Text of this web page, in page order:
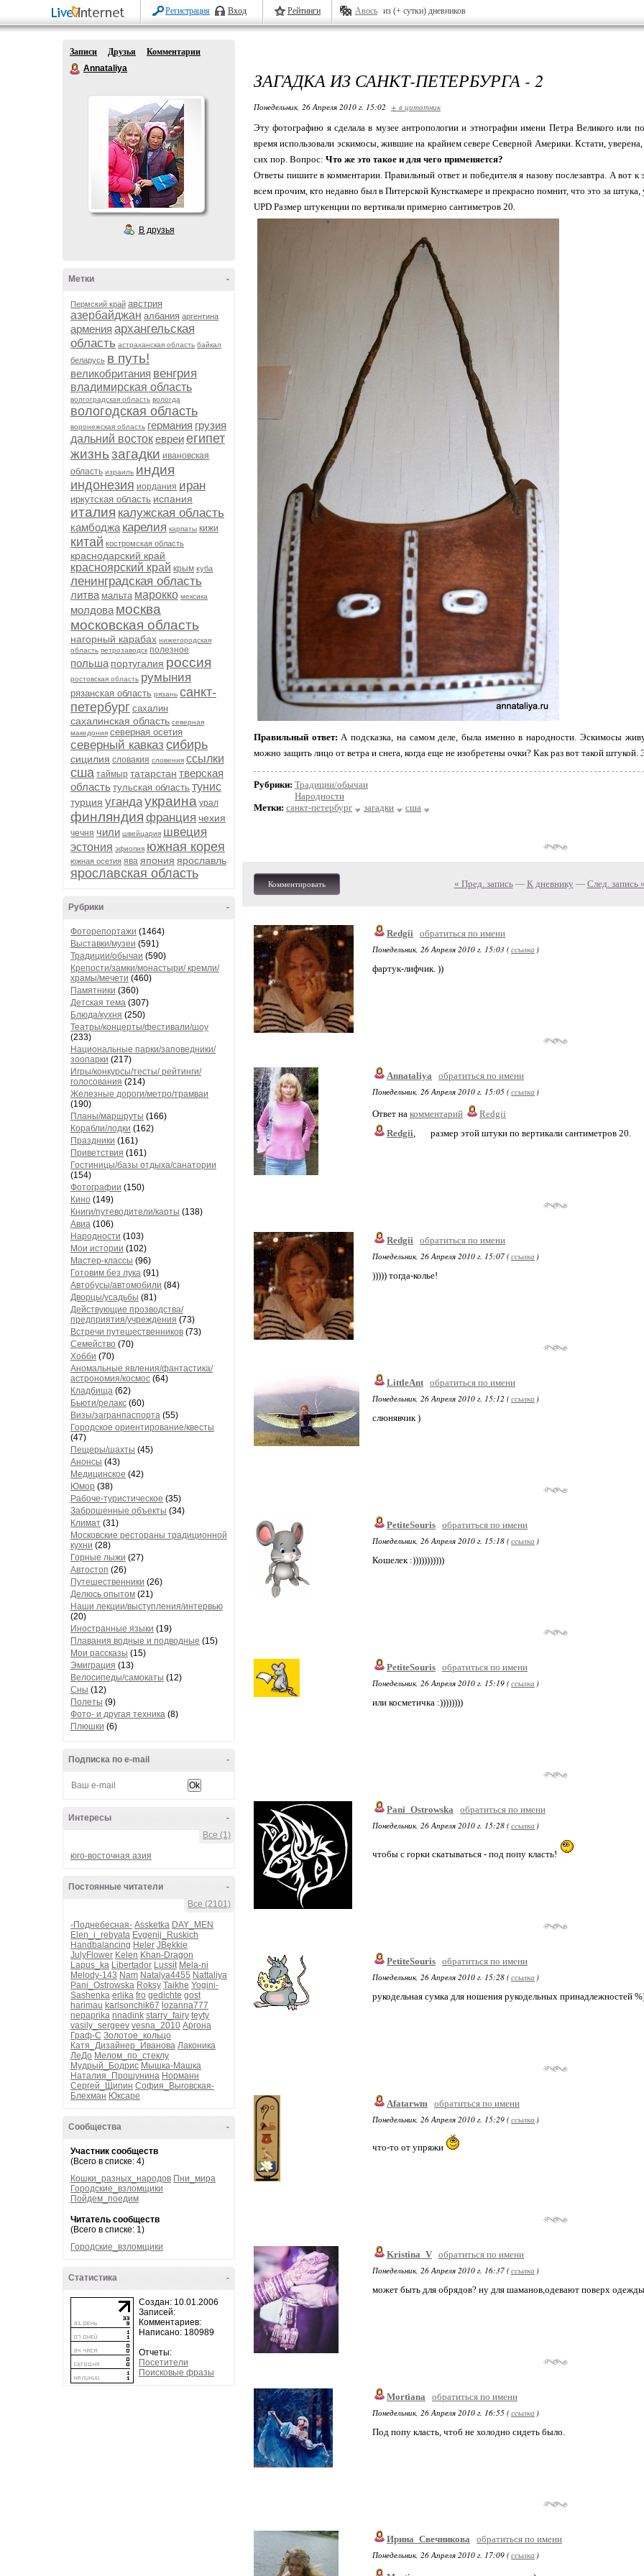
Регистрация Вход Рейтинги Авось из (+ сутки) дневников
Записи Друзья
Комментарии
Annataliya
В друзья
-
Метки
Пермский край австрия
азербайджан албания аргентина
армения архангельская
область астраханская область байкал
беларусь в путь!
великобритания венгрия
владимирская область
волгоградская область вологда
вологодская область
воронежская область германия грузия
дальний востокевреиегипет
жизньзагадки ивановская
область израиль индия
индонезия иордания иран
иркутская область испания
италия калужская область
камбоджа карелия карпаты кижи
китай костромская область
краснодарский край
красноярский край крым куба
ленинградская область
литва мальта марокко мексика
молдова москва
московская область
нагорный карабах нижегородская
область петрозаводск полезное
польша португалия россия
ростовская область румыния
рязанская область рязань санкт-
петербург сахалин
сахалинская область северная
македония северная осетия
северный кавказ сибирь
сицилия словакия словения ссылки
сша таймыр татарстан тверская
область тульская область тунис
турция угандаукраина урал
финляндия франция чехия
чечня чили швейцария швеция
эстония эфиопия южная корея
южная осетия ява япония ярославль
ярославская область
-
Рубрики
Фоторепортажи (1464)
Выставки/музеи (591)
Традиции/обычаи (590)
Крепости/замки/монастыри/ кремли/
храмы/мечети (460)
Памятники (360)
Детская тема (307)
Блюда/кухня (250)
Театры/концерты/фестивали/шоу
(233)
Национальные парки/заповедники/
зоопарки (217)
Игры/конкурсы/тесты/ рейтинги/
голосования (214)
Железные дороги/метро/трамваи
(190)
Планы/маршруты (166)
Корабли/лодки (162)
Праздники (161)
Приветствия (161)
Гостиницы/базы отдыха/санатории
(154)
Фотографии (150)
Кино (149)
Книги/путеводители/карты (138)
Авиа (106)
Народности (103)
Мои истории (102)
Мастер-классы (96)
Готовим без лука (91)
Автобусы/автомобили (84)
Дворцы/усадьбы (81)
Действующие прозводства/
предприятия/учреждения (73)
Встречи путешественников (73)
Семейство (70)
Хобби (70)
Аномальные явления/фантастика/
астрономия/космос (64)
Кладбища (62)
Бьюти/релакс (60)
Визы/загранпаспорта (55)
Городское ориентирование/квесты
(47)
Пещеры/шахты (45)
Анонсы (43)
Медицинское (42)
Юмор (38)
Рабоче-туристическое (35)
Заброшенные объекты (34)
Климат (31)
Московские рестораны традиционной
кухни (28)
Горные лыжи (27)
Автостоп (26)
Путешественники (26)
Делюсь опытом (21)
Наши лекции/выступления/интервью
(20)
Иностранные языки (19)
Плавания водные и подводные (15)
Мои рассказы (15)
Эмиграция (13)
Велосипеды/самокаты (12)
Сны (12)
Полеты (9)
Фото- и другая техника (8)
Плюшки (6)
-
Подписка по e-mail
-
Интересы
Все (1)
юго-восточная азия
-
Постоянные читатели
Все (2101)
-Поднебесная- Assketka DAY_MEN
Elen_i_rebyata Evgenij_Ruskich
Handbalancing Heler JBekkie
JulyFlower Kelen Khan-Dragon
Lapus_ka Libertador Lussit Mela-ni
Melody-143 Nam Natalya4455 Nattaliya
Pani_Ostrowska Roksy Taikhe Yogini-
Sashenka erlika fro gedichte gost
harimau karlsonchik67 lozanna777
nepaprika nnadink starry_fairy teyty
vasily_sergeev vesna_2010 Аргона
Граф-С Золотое_кольцо
Катя_Дизайнер_Иванова Лаконика
ЛеДо Мелом_по_стеклу
Мудрый_Бодрис Мышка-Машка
Наталия_Прошунина Норманн
Сергей_Щипин София_Выговская-
Блехман Юксаре
-
Сообщества
Участник сообществ
(Всего в списке: 4)
Кошки_разных_народов Пни_мира
Городские_взломщики
Пойдем_поедим
Читатель сообществ
(Всего в списке: 1)
Городские_взломщики
-
Статистика
Создан: 10.01.2006
Записей:
Комментариев:
Написано: 180989
Отчеты:
Посетители
Поисковые фразы
ЗАГАДКА ИЗ САНКТ-ПЕТЕРБУРГА - 2
Понедельник, 26 Апреля 2010 г. 15:02 + в цитатник
Эту фотографию я сделала в музее антропологии и этнографии имени Петра Великого или
время использовали эскимосы, жившие на крайнем севере Северной Америки. Кстати,
сих пор. Вопрос: Что же это такое и для чего применяется?
Ответы пишите в комментарии. Правильный ответ и победителя я назову послезавтра. А вот
всем прочим, кто недавно был в Питерской Кунсткамере и прекрасно помнит, что это за
UPD Размер штукенции по вертикали примерно сантиметров 20.
Правильный ответ: А подсказка, на самом деле, была именно в народности. Эскимосы
можно защить лицо от ветра и снега, когда еще не изобретены очки? Как раз вот такой
Рубрики: Традиции/обычаи
Народности
Метки: санкт-петербург загадки сша
Комментировать « Пред. запись— К дневнику — След. запись »
Redgii обратиться по имени
Понедельник, 26 Апреля 2010 г. 15:03 (ссылка )
фартук-лифчик. ))
Annataliya
обратиться по имени
Понедельник, 26 Апреля 2010 г. 15:05 (ссылка )
Ответ на комментарий
Redgii
Redgii, размер этой штуки по вертикали сантиметров 20.
Redgii обратиться по имени
Понедельник, 26 Апреля 2010 г. 15:07 (ссылка )
))))) тогда-колье!
LittleAnt обратиться по имени
Понедельник, 26 Апреля 2010 г. 15:12 (ссылка )
слюнявчик )
PetiteSouris обратиться по имени
Понедельник, 26 Апреля 2010 г. 15:18 (ссылка )
Кошелек :)))))))))))
PetiteSouris обратиться по имени
Понедельник, 26 Апреля 2010 г. 15:19 (ссылка )
или косметичка :))))))))
Pani_Ostrowska
обратиться по имени
Понедельник, 26 Апреля 2010 г. 15:28 (ссылка )
чтобы с горки скатываться - под попу класть!
PetiteSouris обратиться по имени
Понедельник, 26 Апреля 2010 г. 15:28 (ссылка )
рукодельная сумка для ношения рукодельных принадлежностей
Afatarwm обратиться по имени
Понедельник, 26 Апреля 2010 г. 15:29 (ссылка )
что-то от упряжи
Kristina_V обратиться по имени
Понедельник, 26 Апреля 2010 г. 16:37 (ссылка )
может быть для обрядов? ну для шаманов,одевают поверх
Mortiana
обратиться по имени
Понедельник, 26 Апреля 2010 г. 16:55 (ссылка )
Под попу класть, чтоб не холодно сидеть было.
Ирина_Свечникова
обратиться по имени
Понедельник, 26 Апреля 2010 г. 17:09 (ссылка )